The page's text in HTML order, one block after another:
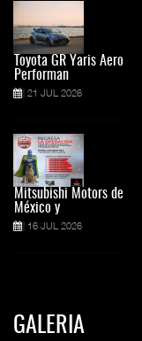
Toyota GR Yaris Aero
Performan
21 JUL 2026
Mitsubishi Motors de
México y
16 JUL 2026
GALERIA